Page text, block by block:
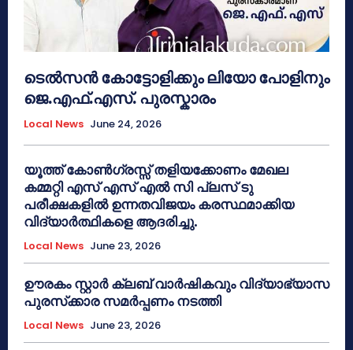
ടെൽസൻ കോട്ടോളിക്കും ലിയോ പോളിനും
ജെ.എഫ്.എസ്. പുരസ്കാരം
Local News June 24, 2026
യൂത്ത് കോൺഗ്രസ്സ് തളിയക്കോണം മേഖല
കമ്മറ്റി എസ് എസ് എൽ സി പ്ലസ് ടു
പരീക്ഷകളിൽ ഉന്നതവിജയം കരസ്ഥമാക്കിയ
വിദ്യാർത്ഥികളെ ആദരിച്ചു.
Local News June 23, 2026
ഊരകം സ്റ്റാർ ക്ലബ് വാർഷികവും വിദ്യാഭ്യാസ
പുരസ്‌ക്കാര സമർപ്പണം നടത്തി
Local News June 23, 2026